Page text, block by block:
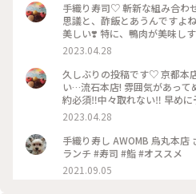
手織り寿司♡ 斬新な組み合わ
思議と、酢飯とあうんですよ
美しい❣️ 特に、鴨肉が美味し
酒🍶♡ 素敵時間でした〜 #わ
京都 #烏丸本店 #手織り寿司
2023.04.28
久しぶりの投稿です♡ 京都本
い…流石本店! 雰囲気があって
約必須‼︎中々取れない‼︎ 早め
GW人すごそうですね… #京都
司
2023.04.28
手織り寿し AWOMB 烏丸本
ランチ #寿司 #鮨 #オススメ
2021.09.05